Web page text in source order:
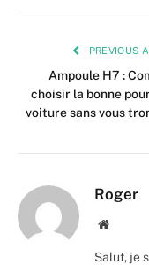
PREVIOUS
Ampoule H7 :
choisir la bonne
voiture sans vous
Roger
Website
Salut, je